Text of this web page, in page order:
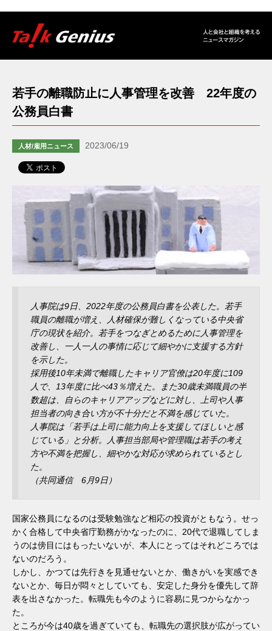
若手の離職防止に人事管理を改善 22年度の
公務員白書
人材/雇用ニュース 2023/06/19
人事院は9日、2022年度の公務員白書を公表した。若手
職員の離職が増え、人材確保が難しくなっている中央省
庁の現状を紹介。若手をつなぎとめるために人事管理を
改善し、一人一人の事情に応じて細やかに支援する方針
を示した。
採用後10年未満で離職したキャリア官僚は20年度に109
人で、13年度に比べ43％増えた。また30歳未満職員の半
数超は、自らのキャリアアップなどに対し、上司や人事
担当者の向き合い方が不十分だと不満を感じていた。
人事院は「若手は上司に能力向上を支援してほしいと感
じている」と分析。人事担当部局や管理職は若手の考え
方や不満を把握し、細やかな対応が求められているとし
た。
（共同通信 6月9日）
国家公務員になるのは受験勉強など相応の投資がともなう。せっ
かく合格して中央省庁勤務がかなったのに、20代で退職してしま
うのは傍目にはもったいないが、本人にとってはそれどころでは
ないのだろう。
しかし、かつては先行きを見通せないとか、働きがいを実感でき
ないとか、毎日が悶々としていても、安定した身分を優先して辞
表を出さなかった。転職先も今のように容易に見つからなかっ
た。
ところが今は40歳を過ぎていても、転職先の選択肢が広がってい